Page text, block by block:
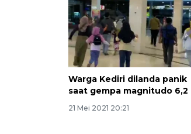
Warga Kediri dilanda panik
saat gempa magnitudo 6,2
21 Mei 2021 20:21